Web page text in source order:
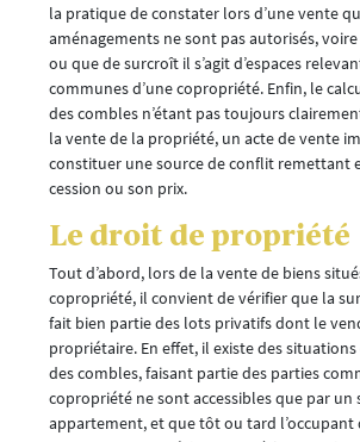
la pratique de constater lors d’une vente
aménagements ne sont pas autorisés,
ou que de surcroît il s’agit d’espaces
communes d’une copropriété. Enfin, le
des combles n’étant pas toujours
la vente de la propriété, un acte de vente
constituer une source de conflit remettant
cession ou son prix.
Le droit de propriété
Tout d’abord, lors de la vente de biens
copropriété, il convient de vérifier que la
fait bien partie des lots privatifs dont le
propriétaire. En effet, il existe des
des combles, faisant partie des parties
copropriété ne sont accessibles que par un
appartement, et que tôt ou tard l’occupant